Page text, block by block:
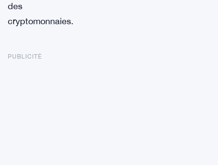
des
cryptomonnaies.
PUBLICITÉ